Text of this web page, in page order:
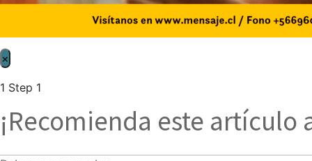
×
1 Step 1
¡Recomienda este artículo